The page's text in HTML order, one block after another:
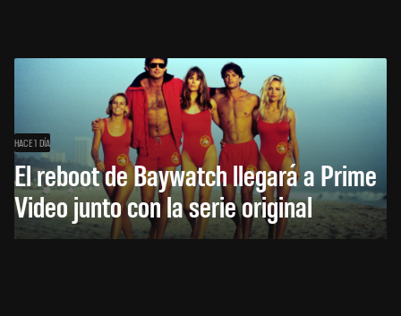
HACE 1 DÍA
El reboot de Baywatch llegará a Prime
Video junto con la serie original